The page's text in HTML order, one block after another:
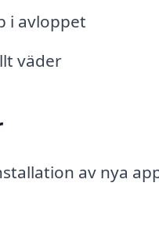
i avloppet
väder
av nya